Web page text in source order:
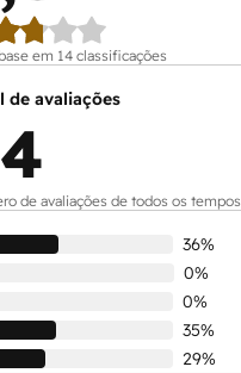
em 14 classificações
de avaliações
de avaliações de todos os tempos
36%
0%
0%
35%
29%